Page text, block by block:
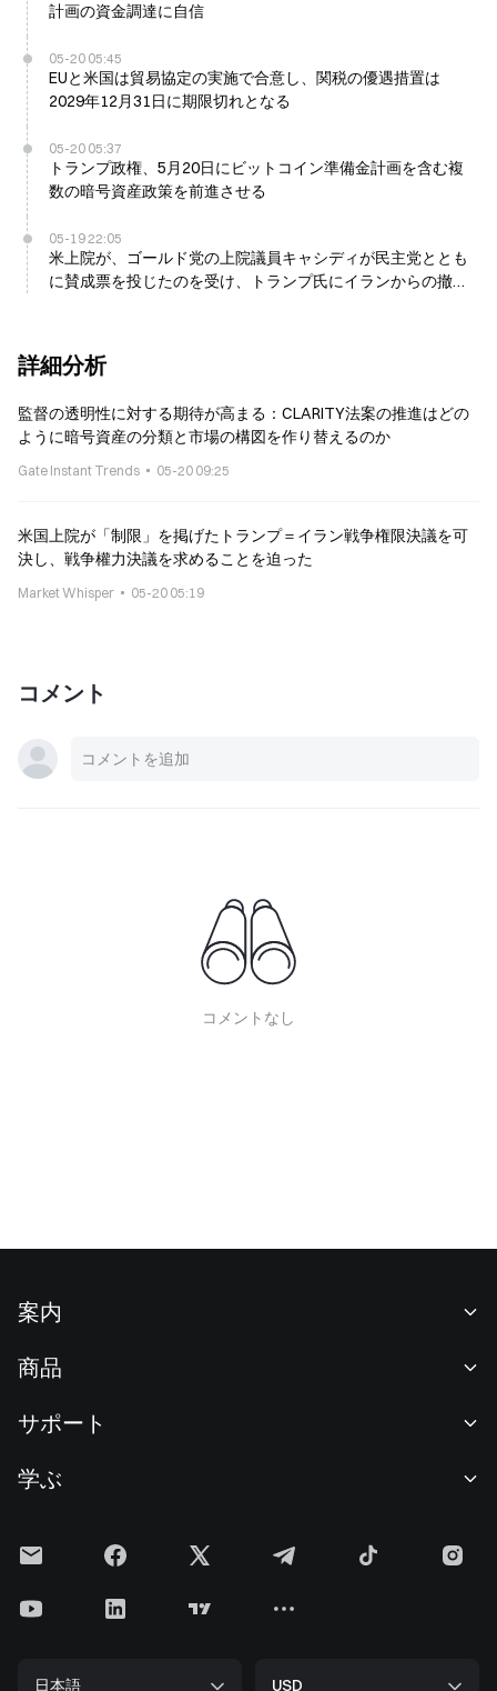
計画の資金調達に自信
05-20 05:45
EUと米国は貿易協定の実施で合意し、関税の優遇措置は
2029年12月31日に期限切れとなる
05-20 05:37
トランプ政権、5月20日にビットコイン準備金計画を含む複
数の暗号資産政策を前進させる
05-19 22:05
米上院が、ゴールド党の上院議員キャシディが民主党ととも
に賛成票を投じたのを受け、トランプ氏にイランからの撤退
詳細分析
監督の透明性に対する期待が高まる：CLARITY法案の推進はどの
ように暗号資産の分類と市場の構図を作り替えるのか
Gate Instant Trends 05-20 09:25
米国上院が「制限」を掲げたトランプ＝イラン戦争権限決議を可
決し、戦争權力決議を求めることを迫った
Market Whisper 05-20 05:19
コメント
コメントなし
案内
ニュースルーム
F1 Oracle Red Bull Racing 公式スポンサー
クッキーポリシー
商品
現物取引
投資センター
サポート
手数料
学ぶ
Gateニュース
日本語
USD